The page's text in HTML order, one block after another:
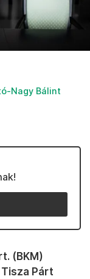
Nagy Bálint
(BKM)
Párt